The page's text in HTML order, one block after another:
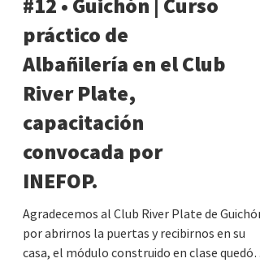
#12 • Guichón | Curso
práctico de
Albañilería en el Club
River Plate,
capacitación
convocada por
INEFOP.
Agradecemos al Club River Plate de Guichón